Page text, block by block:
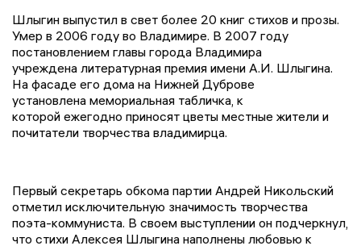
Шлыгин выпустил в свет более 20 книг стихов и прозы.
Умер в 2006 году во Владимире. В 2007 году
постановлением главы города Владимира
учреждена литературная премия имени А.И. Шлыгина.
На фасаде его дома на Нижней Дуброве
установлена мемориальная табличка, к
которой ежегодно приносят цветы местные жители и
почитатели творчества владимирца.
Первый секретарь обкома партии Андрей Никольский
отметил исключительную значимость творчества
поэта-коммуниста. В своем выступлении он подчеркнул,
что стихи Алексея Шлыгина наполнены любовью к